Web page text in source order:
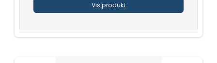
Vis produkt